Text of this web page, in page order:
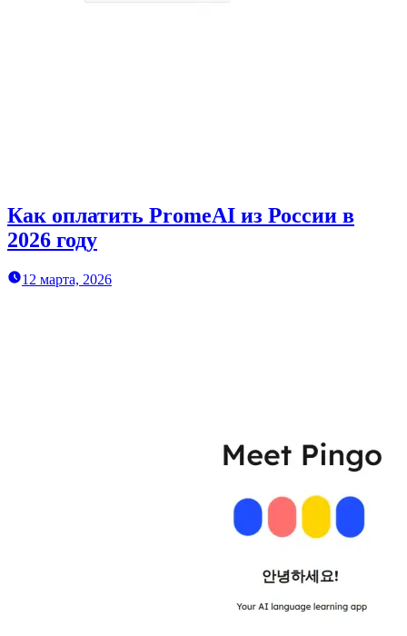
Как оплатить PromeAI из России в
2026 году
12 марта, 2026